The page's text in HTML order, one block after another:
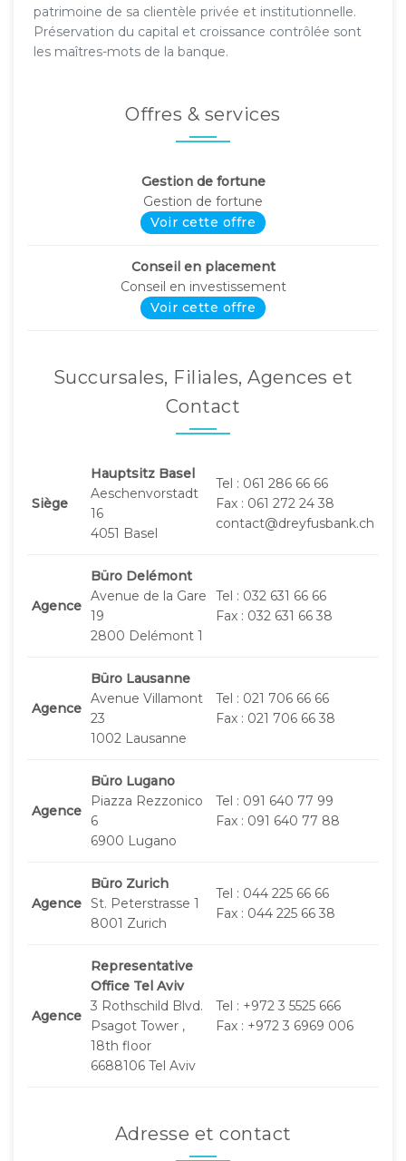
patrimoine de sa clientèle privée et institutionnelle.
Préservation du capital et croissance contrôlée sont
les maîtres-mots de la banque.
Offres & services
Gestion de fortune
Gestion de fortune
Voir cette offre
Conseil en placement
Conseil en investissement
Voir cette offre
Succursales, Filiales, Agences et
Contact
Siège
Hauptsitz Basel
Aeschenvorstadt
16
4051 Basel
Tel : 061 286 66 66
Fax : 061 272 24 38
contact@dreyfusbank.ch
Agence
Büro Delémont
Avenue de la Gare
19
2800 Delémont 1
Tel : 032 631 66 66
Fax : 032 631 66 38
Agence
Büro Lausanne
Avenue Villamont
23
1002 Lausanne
Tel : 021 706 66 66
Fax : 021 706 66 38
Agence
Büro Lugano
Piazza Rezzonico
6
6900 Lugano
Tel : 091 640 77 99
Fax : 091 640 77 88
Agence
Büro Zurich
St. Peterstrasse 1
8001 Zurich
Tel : 044 225 66 66
Fax : 044 225 66 38
Agence
Representative
Office Tel Aviv
3 Rothschild Blvd.
Psagot Tower ,
18th floor
6688106 Tel Aviv
Tel : +972 3 5525 666
Fax : +972 3 6969 006
Adresse et contact